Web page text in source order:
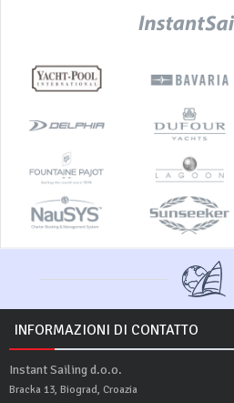
INFORMAZIONI DI CONTATTO
Instant Sailing d.o.o.
Bracka 13, Biograd, Croazia